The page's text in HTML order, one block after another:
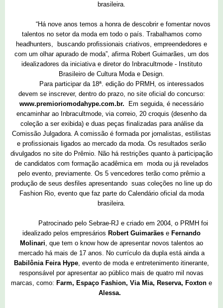
brasileira.
“Há nove anos temos a honra de descobrir e fomentar novos
talentos no setor da moda em todo o país. Trabalhamos como
headhunters, buscando profissionais criativos, empreendedores e
com um olhar apurado de moda”, afirma Robert Guimarães, um dos
idealizadores da iniciativa e diretor do Inbracultmode - Instituto
Brasileiro de Cultura Moda e Design.
Para participar da 18ª. edição do PRMH, os interessados
devem se inscrever, dentro do prazo, no site oficial do concurso:
www.premioriomodahype.com.br. Em seguida, é necessário
encaminhar ao Inbracultmode, via correio, 20 croquis (desenho da
coleção a ser exibida) e duas peças finalizadas para análise da
Comissão Julgadora. A comissão é formada por jornalistas, estilistas
e profissionais ligados ao mercado da moda. Os resultados serão
divulgados no site do Prêmio. Não há restrições quanto à participação
de candidatos com formação acadêmica em moda ou já revelados
pelo evento, previamente. Os 5 vencedores terão como prêmio a
produção de seus desfiles apresentando suas coleções no line up do
Fashion Rio, evento que faz parte do Calendário oficial da moda
brasileira.
Patrocinado pelo Sebrae-RJ e criado em 2004, o PRMH foi
idealizado pelos empresários Robert Guimarães e Fernando
Molinari, que tem o know how de apresentar novos talentos ao
mercado há mais de 17 anos. No currículo da dupla está ainda a
Babilônia Feira Hype, evento de moda e entretenimento itinerante,
responsável por apresentar ao público mais de quatro mil novas
marcas, como: Farm, Espaço Fashion, Via Mia, Reserva, Foxton e
Alessa.